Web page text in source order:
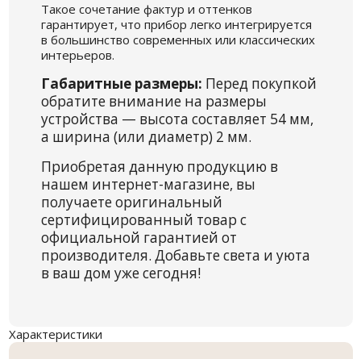
Такое сочетание фактур и оттенков
гарантирует, что прибор легко интегрируется
в большинство современных или классических
интерьеров.
Габаритные размеры: Перед покупкой
обратите внимание на размеры
устройства — высота составляет 54 мм,
а ширина (или диаметр) 2 мм.
Приобретая данную продукцию в
нашем интернет-магазине, вы
получаете оригинальный
сертифицированный товар с
официальной гарантией от
производителя. Добавьте света и уюта
в ваш дом уже сегодня!
Характеристики